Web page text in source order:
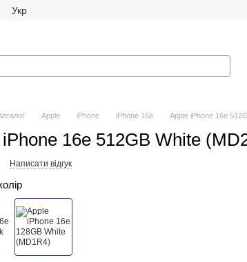
Укр
Apple iPhone iPhone 16e Apple iPhone 16e
16e 512GB White
Написати відгук